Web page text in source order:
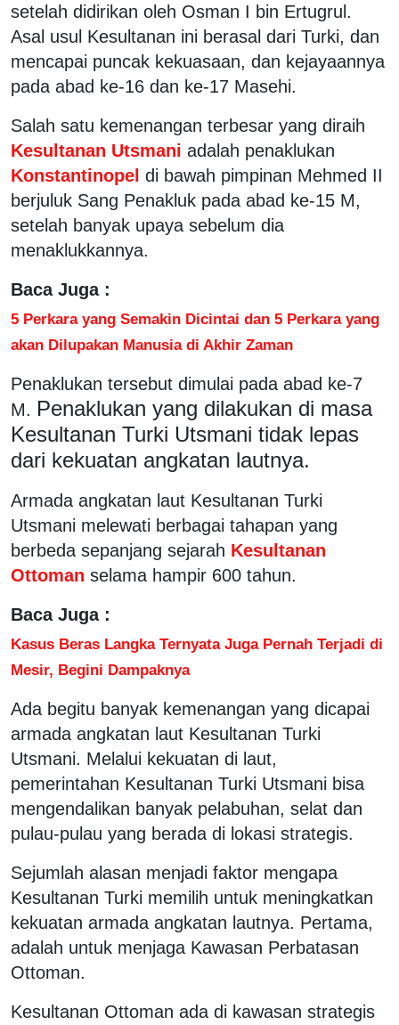
setelah didirikan oleh Osman I bin Ertugrul.
Asal usul Kesultanan ini berasal dari Turki, dan
mencapai puncak kekuasaan, dan kejayaannya
pada abad ke-16 dan ke-17 Masehi.
Salah satu kemenangan terbesar yang diraih
Kesultanan Utsmani adalah penaklukan
Konstantinopel di bawah pimpinan Mehmed II
berjuluk Sang Penakluk pada abad ke-15 M,
setelah banyak upaya sebelum dia
menaklukkannya.
Baca Juga :
5 Perkara yang Semakin Dicintai dan 5 Perkara yang
akan Dilupakan Manusia di Akhir Zaman
Penaklukan tersebut dimulai pada abad ke-7
M. Penaklukan yang dilakukan di masa
Kesultanan Turki Utsmani tidak lepas
dari kekuatan angkatan lautnya.
Armada angkatan laut Kesultanan Turki
Utsmani melewati berbagai tahapan yang
berbeda sepanjang sejarah Kesultanan
Ottoman selama hampir 600 tahun.
Baca Juga :
Kasus Beras Langka Ternyata Juga Pernah Terjadi di
Mesir, Begini Dampaknya
Ada begitu banyak kemenangan yang dicapai
armada angkatan laut Kesultanan Turki
Utsmani. Melalui kekuatan di laut,
pemerintahan Kesultanan Turki Utsmani bisa
mengendalikan banyak pelabuhan, selat dan
pulau-pulau yang berada di lokasi strategis.
Sejumlah alasan menjadi faktor mengapa
Kesultanan Turki memilih untuk meningkatkan
kekuatan armada angkatan lautnya. Pertama,
adalah untuk menjaga Kawasan Perbatasan
Ottoman.
Kesultanan Ottoman ada di kawasan strategis